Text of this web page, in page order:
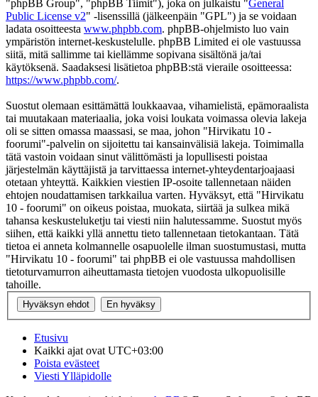
"phpBB Group", "phpBB Tiimit"), joka on julkaistu "General
Public License v2" -lisenssillä (jälkeenpäin "GPL") ja se voidaan
ladata osoitteesta www.phpbb.com. phpBB-ohjelmisto luo vain
ympäristön internet-keskustelulle. phpBB Limited ei ole vastuussa
siitä, mitä sallimme tai kiellämme sopivana sisältönä ja/tai
käytöksenä. Saadaksesi lisätietoa phpBB:stä vieraile osoitteessa:
https://www.phpbb.com/.
Suostut olemaan esittämättä loukkaavaa, vihamielistä, epämoraalista
tai muutakaan materiaalia, joka voisi loukata voimassa olevia lakeja
oli se sitten omassa maassasi, se maa, johon "Hirvikatu 10 -
foorumi"-palvelin on sijoitettu tai kansainvälisiä lakeja. Toimimalla
tätä vastoin voidaan sinut välittömästi ja lopullisesti poistaa
järjestelmän käyttäjistä ja tarvittaessa internet-yhteydentarjoajaasi
otetaan yhteyttä. Kaikkien viestien IP-osoite tallennetaan näiden
ehtojen noudattamisen tarkkailua varten. Hyväksyt, että "Hirvikatu
10 - foorumi" on oikeus poistaa, muokata, siirtää ja sulkea mikä
tahansa keskusteluketju tai viesti niin halutessamme. Suostut myös
siihen, että kaikki yllä annettu tieto tallennetaan tietokantaan. Tätä
tietoa ei anneta kolmannelle osapuolelle ilman suostumustasi, mutta
"Hirvikatu 10 - foorumi" tai phpBB ei ole vastuussa mahdollisen
tietoturvamurron aiheuttamasta tietojen vuodosta ulkopuolisille
tahoille.
Etusivu
Kaikki ajat ovat UTC+03:00
Poista evästeet
Viesti Ylläpidolle